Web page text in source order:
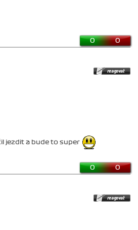
0 0
jezdit a bude to super
0 0